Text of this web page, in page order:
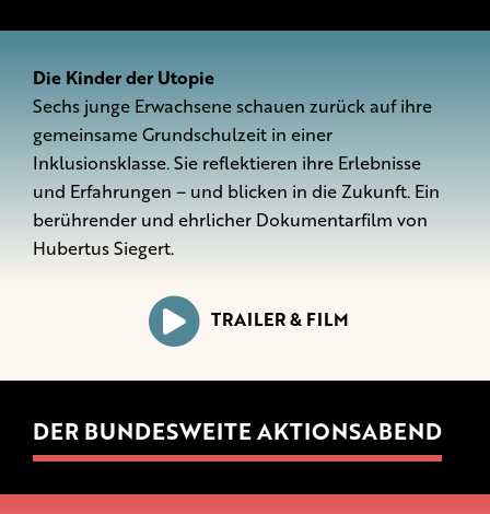
Die Kinder der Utopie
Sechs junge Erwachsene schauen zurück auf ihre
gemeinsame Grundschulzeit in einer
Inklusionsklasse. Sie reflektieren ihre Erlebnisse
und Erfahrungen – und blicken in die Zukunft. Ein
berührender und ehrlicher Dokumentarfilm von
Hubertus Siegert.
TRAILER & FILM
DER BUNDESWEITE AKTIONSABEND